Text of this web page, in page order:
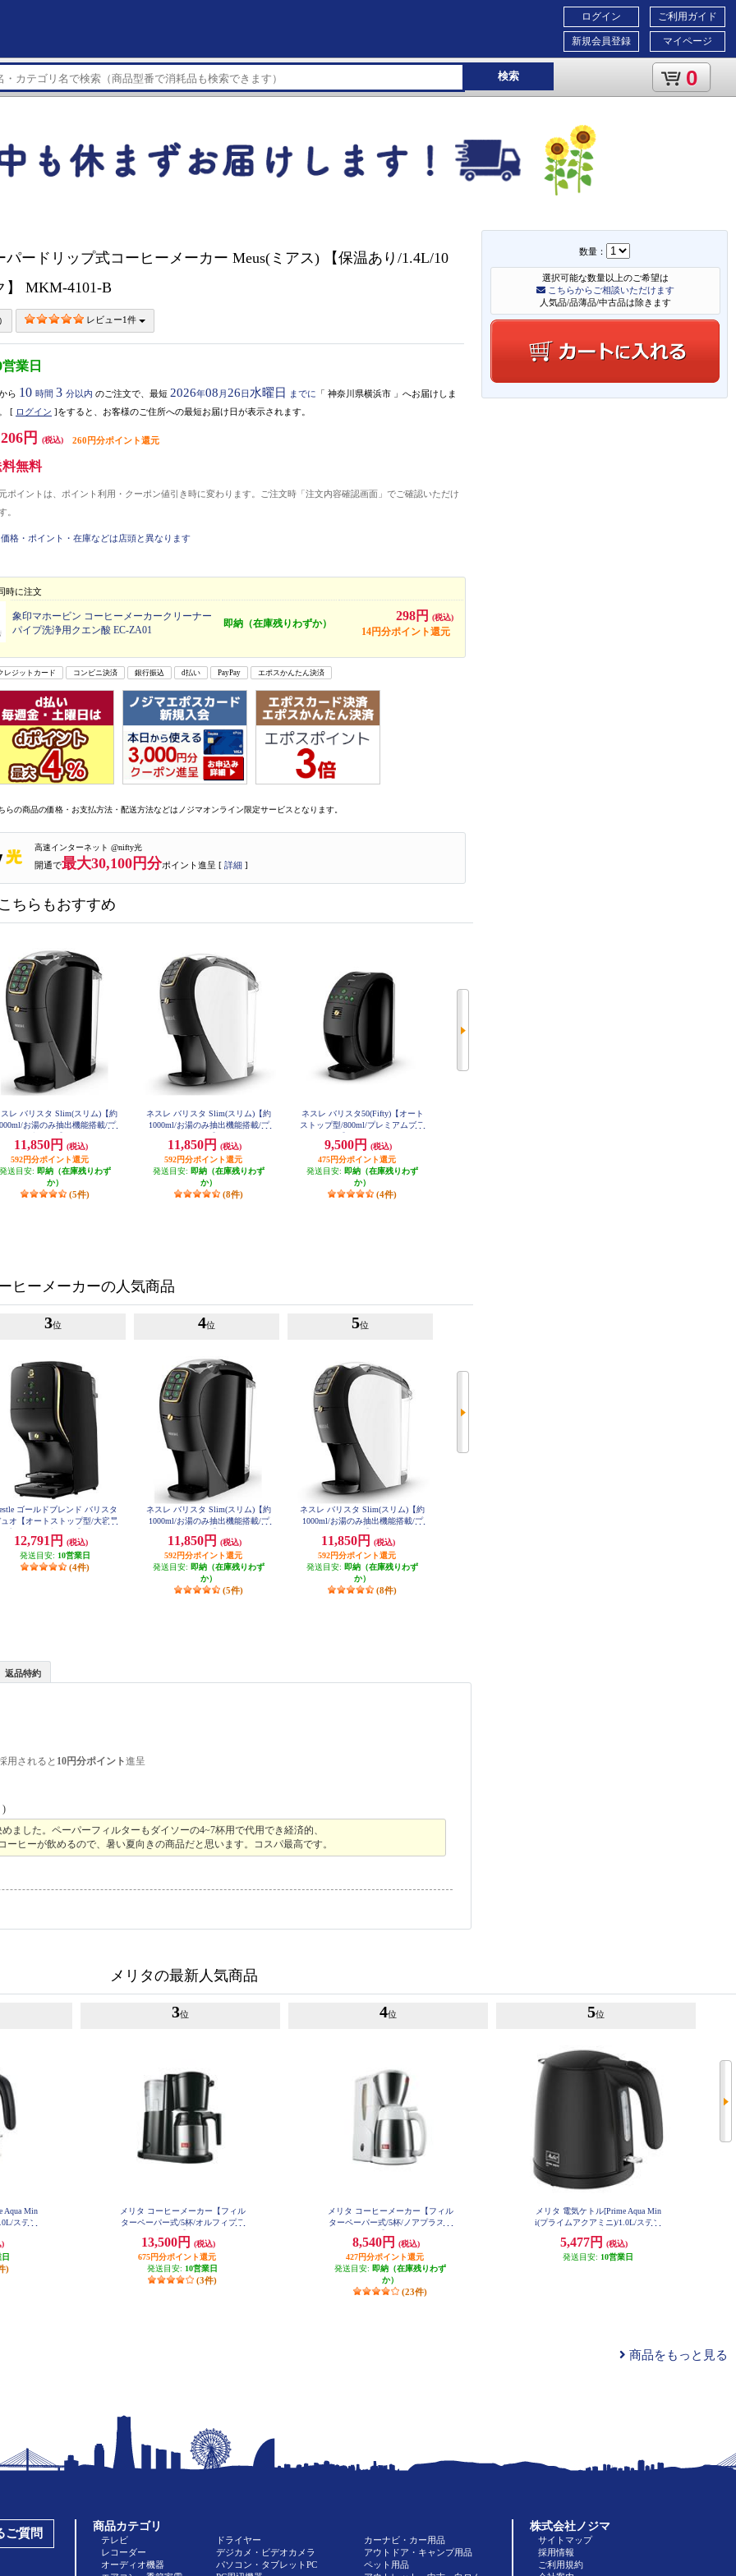
ご利用ガイド
マイページ
ログイン
新規会員登録
検索 0
数量：
選択可能な数量以上のご希望は
こちらからご相談いただけます
人気品/品薄品/中古品は除きます
パードリップ式コーヒーメーカー Meus(ミアス) 【保温あり/1.4L/10
】 MKM-4101-B
レビュー1件
営業日
ら 10 時間 3 分以内 のご注文で、最短 2026年08 月 26日 水曜日 までに 「 神奈川県横浜市 」 へお届けしま
[ ログイン ]をすると、お客様のご住所への最短お届け日が表示されます。
円 (税込) 260円分ポイント還元
料無料
ポイントは、ポイント利用・クーポン値引き時に変わります。ご注文時「注文内容確認画面」でご確認いただけ
。
価格・ポイント・在庫などは店頭と異なります
時に注文
象印マホービン コーヒーメーカークリーナー
パイプ洗浄用クエン酸 EC-ZA01
即納（在庫残りわずか）
298円 (税込)
14円分ポイント還元
レジットカード コンビニ決済 銀行振込 d払い PayPay エポスかんたん決済
らの商品の価格・お支払方法・配送方法などはノジマオンライン限定サービスとなります。
高速インターネット @nifty光
開通で最大30,100円分ポイント進呈 [ 詳細 ]
ちらもおすすめ
レ バリスタ Slim(スリム)【約
お湯のみ抽出機能搭載/プ
11,850円
(税込)
592円分ポイント還元
発送目安: 即納（在庫残りわず
か）
(5件)
ネスレ バリスタ Slim(スリム)【約
1000ml/お湯のみ抽出機能搭載/プ
11,850円
(税込)
592円分ポイント還元
発送目安: 即納（在庫残りわず
か）
(8件)
ネスレ バリスタ50(Fifty)【オート
ストップ型/800ml/プレミアムブラ
9,500円
(税込)
475円分ポイント還元
発送目安: 即納（在庫残りわず
か）
(4件)
ヒーメーカーの人気商品
3位
ゴールドブレンド バリスタ
オ【オートストップ型/大容量
7PB
12,791円
(税込)
発送目安: 10営業日
(4件)
4位
ネスレ バリスタ Slim(スリム)【約
1000ml/お湯のみ抽出機能搭載/プ
11,850円
(税込)
592円分ポイント還元
発送目安: 即納（在庫残りわず
か）
(5件)
5位
ネスレ バリスタ Slim(スリム)【約
1000ml/お湯のみ抽出機能搭載/プ
11,850円
(税込)
592円分ポイント還元
発送目安: 即納（在庫残りわず
か）
(8件)
返品特約
用されると 10円分ポイント進呈
)
した。ペーパーフィルターもダイソーの4~7杯用で代用でき経済的、
ヒーが飲めるので、暑い夏向きの商品だと思います。コスパ最高です。
メリタの最新人気商品
Aqua Min
ステン
)
)
3位
メリタ コーヒーメーカー【フィル
ターペーパー式/5杯/オルフィプラ
13,500円
(税込)
675円分ポイント還元
発送目安: 10営業日
(3件)
4位
メリタ コーヒーメーカー【フィル
ターペーパー式/5杯/ノアプラス
8,540円
(税込)
427円分ポイント還元
発送目安: 即納（在庫残りわず
か）
(23件)
5位
メリタ 電気ケトル[Prime Aqua Min
i(プライムアクアミニ)/1.0L/ステン
3S
5,477円
(税込)
発送目安: 10営業日
商品をもっと見る
ご質問
商品カテゴリ
テレビ
レコーダー
オーディオ機器
ドライヤー
デジカメ・ビデオカメラ
パソコン・タブレットPC
カーナビ・カー用品
アウトドア・キャンプ用品
ペット用品
株式会社ノジマ
サイトマップ
採用情報
ご利用規約